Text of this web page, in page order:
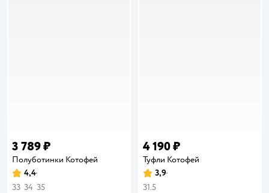
3 789 ₽
Полуботинки Котофей
Рейтинг:
4,4
33 34 35
4 190 ₽
Туфли Котофей
Рейтинг:
3,9
31.5